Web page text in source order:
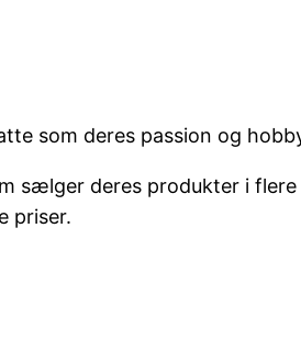
som deres passion og
sælger deres produkter i flere
priser.